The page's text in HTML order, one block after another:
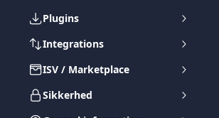
Plugins
Integrations
ISV / Marketplace
Sikkerhed